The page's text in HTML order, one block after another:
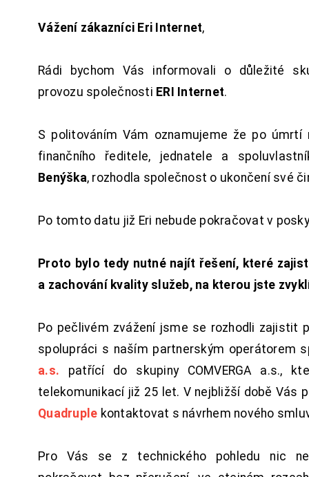
Vážení zákazníci Eri Internet,
Rádi bychom Vás informovali o důležité
provozu společnosti ERI Internet.
S politováním Vám oznamujeme že po úmrtí
finančního ředitele, jednatele a
Benýška, rozhodla společnost o ukončení své
Po tomto datu již Eri nebude pokračovat v
Proto bylo tedy nutné najít řešení, které
a zachování kvality služeb, na kterou jste
Po pečlivém zvážení jsme se rozhodli zajistit
spolupráci s naším partnerským operátorem
a.s. patřící do skupiny COMVERGA a.s.,
telekomunikací již 25 let. V nejbližší době Vás
Quadruple kontaktovat s návrhem nového
Pro Vás se z technického pohledu nic